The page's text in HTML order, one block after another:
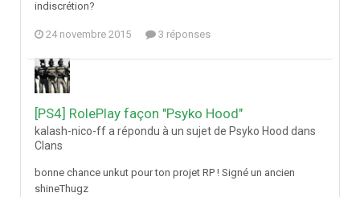
indiscrétion?
24 novembre 2015 3 réponses
[PS4] RolePlay façon "Psyko Hood"
kalash-nico-ff a répondu à un sujet de Psyko Hood dans
Clans
bonne chance unkut pour ton projet RP ! Signé un ancien
shineThugz